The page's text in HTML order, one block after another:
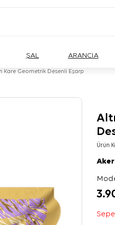
ŞAL ARANCIA
Kare Geometrik Desenli Eşarp
Ürün
Aker